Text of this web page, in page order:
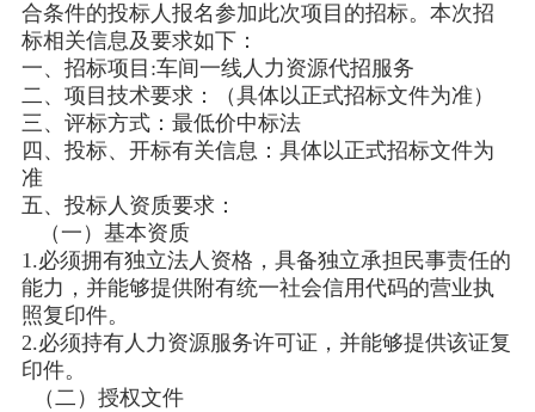
合条件的投标人报名参加此次项目的招标。本次招
标相关信息及要求如下：
一、招标项目:车间一线人力资源代招服务
二、项目技术要求：（具体以正式招标文件为准）
三、评标方式：最低价中标法
四、投标、开标有关信息：具体以正式招标文件为
准
五、投标人资质要求：
（一）基本资质
1.必须拥有独立法人资格，具备独立承担民事责任的
能力，并能够提供附有统一社会信用代码的营业执
照复印件。
2.必须持有人力资源服务许可证，并能够提供该证复
印件。
（二）授权文件